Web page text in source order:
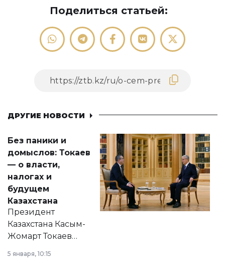
Поделиться статьей:
ДРУГИЕ НОВОСТИ
Без паники и
домыслов: Токаев
— о власти,
налогах и
будущем
Казахстана
Президент
Казахстана Касым-
Жомарт Токаев
сразу несколько
5 января, 10:15